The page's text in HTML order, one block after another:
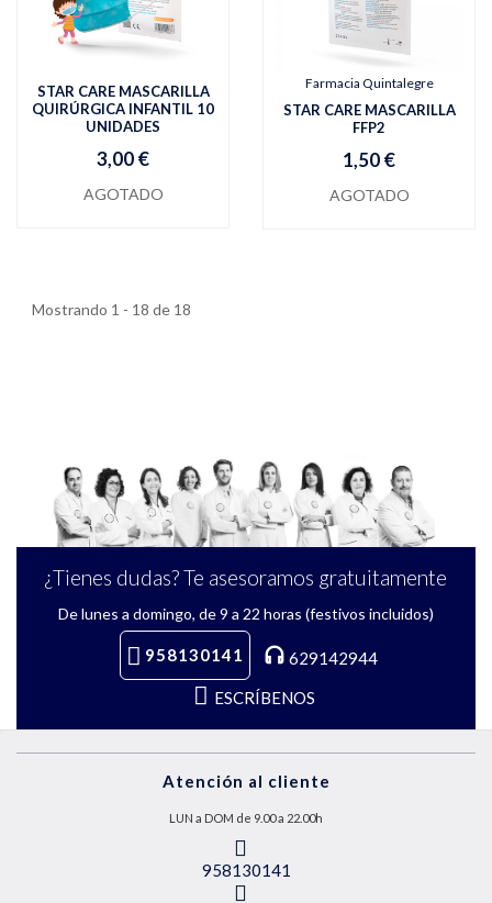
STAR CARE MASCARILLA
QUIRÚRGICA INFANTIL 10
UNIDADES
3,00 €
AGOTADO
Farmacia Quintalegre
STAR CARE MASCARILLA
FFP2
1,50 €
AGOTADO
Mostrando 1 - 18 de 18
¿Tienes dudas? Te asesoramos gratuitamente
De lunes a domingo, de 9 a 22 horas (festivos incluidos)
958130141
629142944
ESCRÍBENOS
Atención al cliente
LUN a DOM de 9.00 a 22.00h
958130141